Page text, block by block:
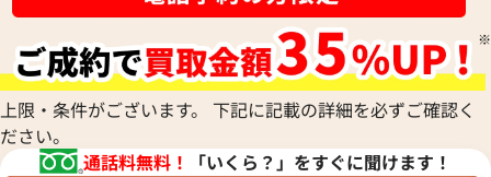
ルイ・ヴィトン モノグラム デニム ネオカ
ビィー MM ハンドバッグ M95837
参考買取価格
90,000円
2025年8月17日時点
ルイ・ヴィトン
ッグ M40951
参考買取価格
76,000円
2025年7月3日時点
上限・条件がございます。 下記に記載の詳細を必ずご確認く
ださい。
通話料無料！
「いくら？」をすぐに聞けます！